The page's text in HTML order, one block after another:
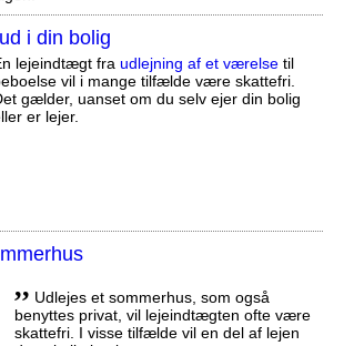
i din bolig
lejeindtægt fra udlejning af et værelsetil
vil i mange tilfælde være skattefri.
gælder, uanset om du selv ejer din bolig
er lejer.
,, Udlejes et sommerhus, som også
benyttes privat, vil lejeindtægten ofte være
skattefri. I visse tilfælde vil en del af lejen